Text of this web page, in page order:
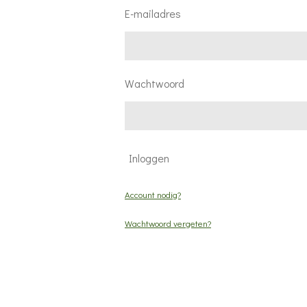
E-mailadres
Wachtwoord
Inloggen
Account nodig?
Wachtwoord vergeten?